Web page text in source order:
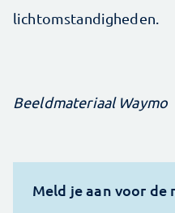
lichtomstandigheden.
Beeldmateriaal Waymo
Meld je aan voor de